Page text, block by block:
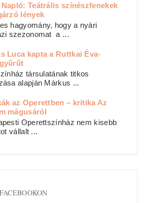
Napló: Teátrális színészfenekek
lények
hagyomány, hogy a nyári
szezonomat a ...
Luca kapta a Ruttkai Éva-
társulatának titkos
alapján Márkus ...
az Operettben – kritika Az
mágusáról
Operettszínház nem kisebb
vállalt ...